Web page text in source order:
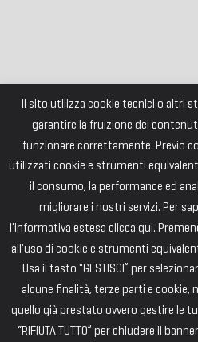
Il sito utilizza cookie tecnici o altri
garantire la fruizione dei
funzionare correttamente. Previo
utilizzati cookie e strumenti
il consumo, la performance ed
migliorare i nostri servizi. Per
l'informativa estesa clicca qui.
all'uso di cookie e strumenti
Usa il tasto "GESTISCI” per
alcune finalità, terze parti e cookie,
quello già prestato ovvero gestire le
“RIFIUTA TUTTO” per chiudere il